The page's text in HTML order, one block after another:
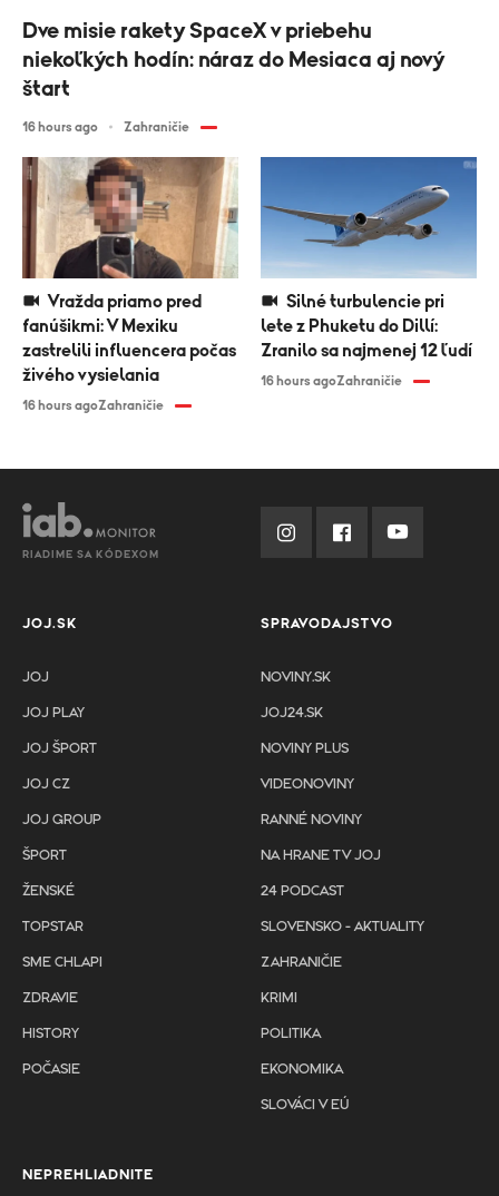
fanúšikmi: V Mexiku
zastrelili influencera počas
živého vysielania
16 hours agoZahraničie
lete z Phuketu do Dillí:
Zranilo sa najmenej 12 ľudí
16 hours agoZahraničie
Dve misie rakety SpaceX v priebehu
niekoľkých hodín: náraz do Mesiaca aj nový
štart
16 hours ago Zahraničie
RIADIME SA KÓDEXOM
JOJ.SK
JOJ
JOJ PLAY
JOJ ŠPORT
JOJ CZ
JOJ GROUP
ŠPORT
ŽENSKÉ
TOPSTAR
SME CHLAPI
ZDRAVIE
HISTORY
POČASIE
SPRAVODAJSTVO
NOVINY.SK
JOJ24.SK
NOVINY PLUS
VIDEONOVINY
RANNÉ NOVINY
NA HRANE TV JOJ
24 PODCAST
SLOVENSKO - AKTUALITY
ZAHRANIČIE
KRIMI
POLITIKA
EKONOMIKA
SLOVÁCI V EÚ
NEPREHLIADNITE